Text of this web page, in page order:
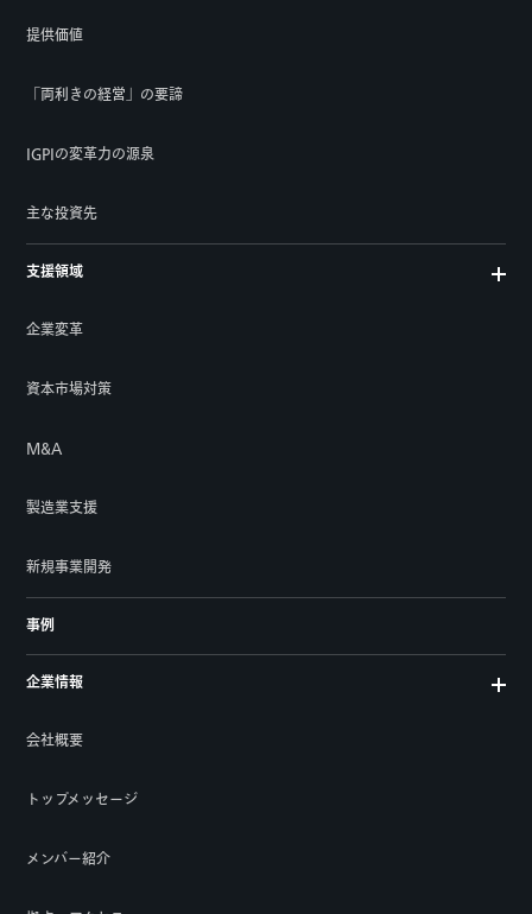
提供価値
「両利きの経営」の要諦
IGPIの変革力の源泉
主な投資先
支援領域
企業変革
資本市場対策
M&A
製造業支援
新規事業開発
事例
企業情報
会社概要
トップメッセージ
メンバー紹介